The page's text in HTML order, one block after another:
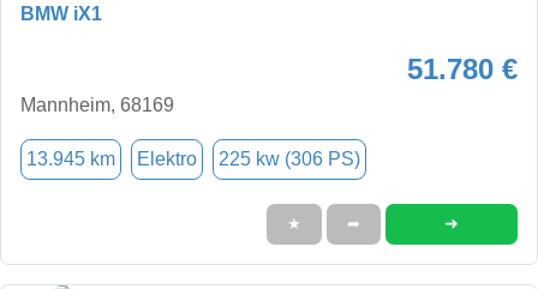
BMW iX1
51.780 €
Mannheim, 68169
13.945 km Elektro 225 kw (306 PS)
★ ➦ ➜